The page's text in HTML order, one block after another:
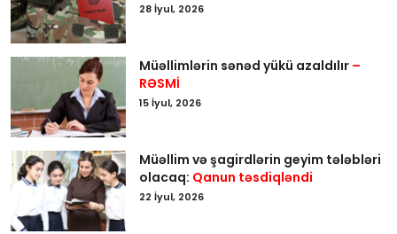
28 İyul, 2026
Müəllimlərin sənəd yükü azaldılır –
RƏSMİ
15 İyul, 2026
Müəllim və şagirdlərin geyim tələbləri
olacaq: Qanun təsdiqləndi
22 İyul, 2026